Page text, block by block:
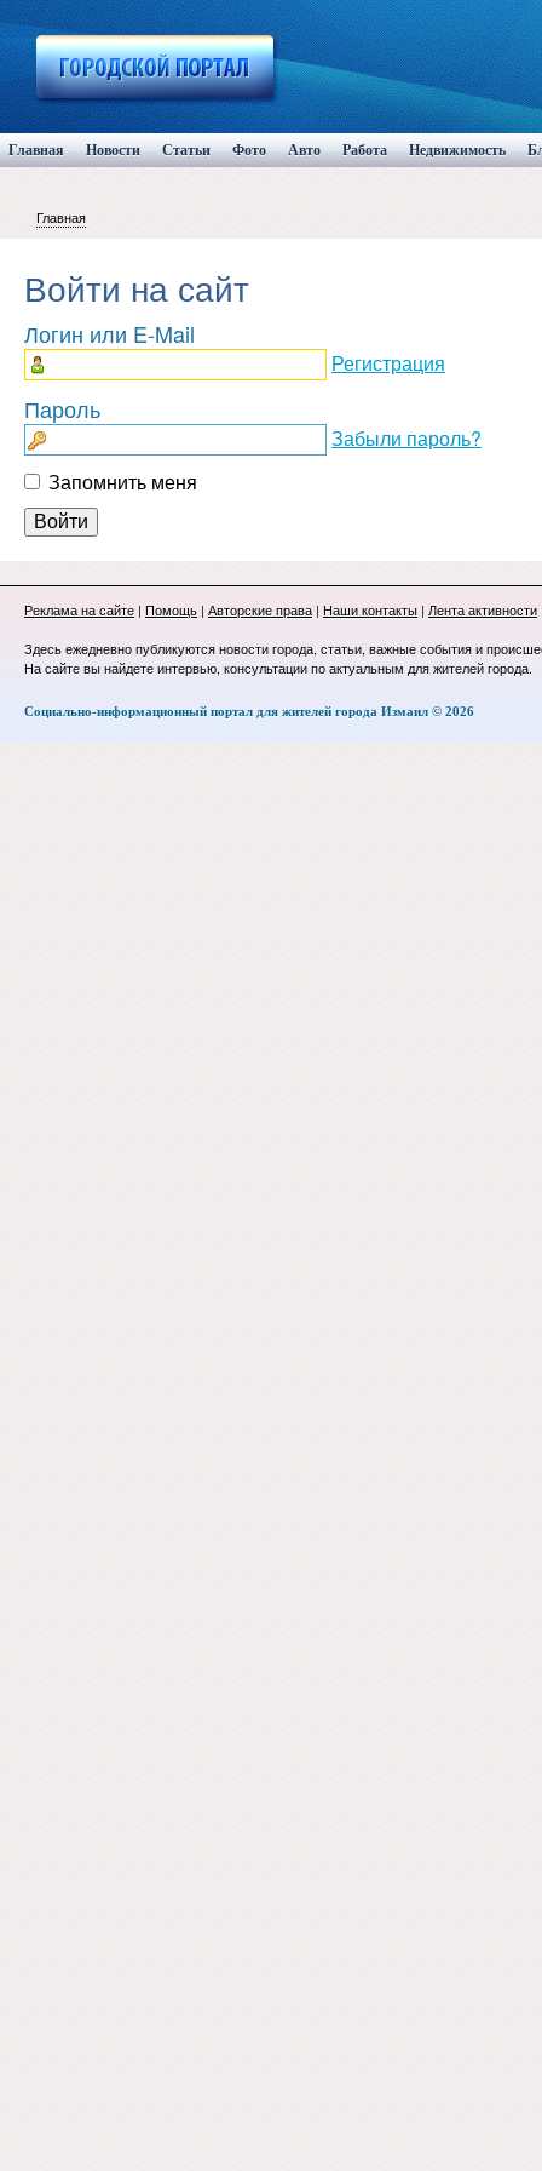
Главная Новости Статьи Фото Авто Работа Недвижимость
Главная
Войти на сайт
Логин или E-Mail
Регистрация
Пароль
Забыли пароль?
Запомнить меня
Реклама на сайте | Помощь | Авторские права | Наши контакты | Лента активности
Здесь ежедневно публикуются новости города, статьи, важные события и
На сайте вы найдете интервью, консультации по актуальным для жителей города.
Социально-информационный портал для жителей города Измаил © 2026